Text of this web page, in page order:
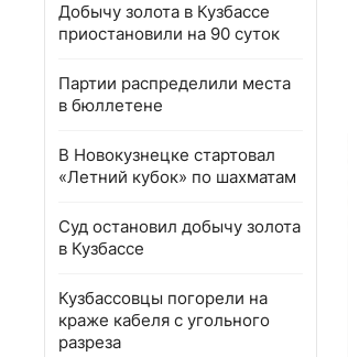
Добычу золота в Кузбассе
приостановили на 90 суток
Партии распределили места
в бюллетене
В Новокузнецке стартовал
«Летний кубок» по шахматам
Суд остановил добычу золота
в Кузбассе
Кузбассовцы погорели на
краже кабеля с угольного
разреза